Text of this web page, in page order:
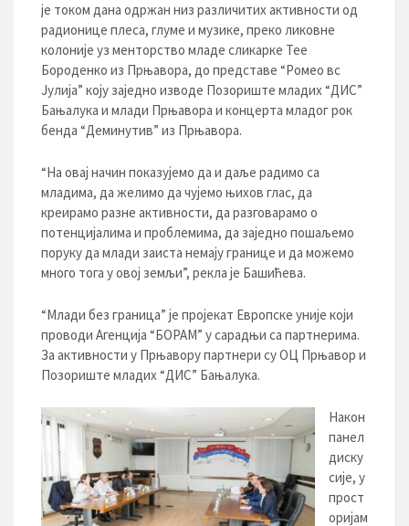
је током дана одржан низ различитих активности од
радионице плеса, глуме и музике, преко ликовне
колоније уз менторство младе сликарке Тее
Бороденко из Прњавора, до представе “Ромео вс
Јулија” коју заједно изводе Позориште младих “ДИС”
Бањалука и млади Прњавора и концерта младог рок
бенда “Деминутив” из Прњавора.
“На овај начин показујемо да и даље радимо са
младима, да желимо да чујемо њихов глас, да
креирамо разне активности, да разговарамо о
потенцијалима и проблемима, да заједно пошаљемо
поруку да млади заиста немају границе и да можемо
много тога у овој земљи”, рекла је Башићева.
“Млади без граница” је пројекат Европске уније који
проводи Агенција “БОРАМ” у сарадњи са партнерима.
За активности у Прњавору партнери су ОЦ Прњавор и
Позориште младих “ДИС” Бањалука.
Након
панел
диску
сије, у
прост
оријам